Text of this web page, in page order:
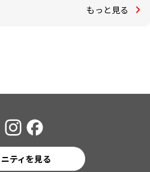
もっと見る
ティを見る